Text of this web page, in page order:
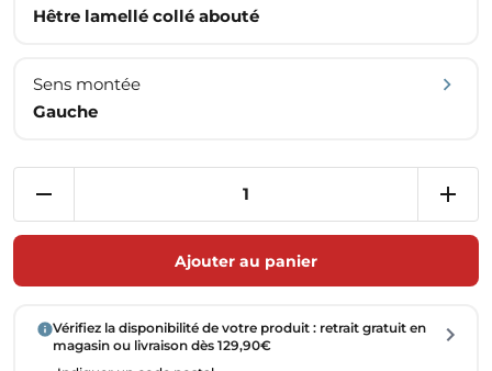
Hêtre lamellé collé abouté
Sens montée
Gauche
Ajouter au panier
Vérifiez la disponibilité de votre produit : retrait gratuit en
magasin ou livraison dès 129,90€